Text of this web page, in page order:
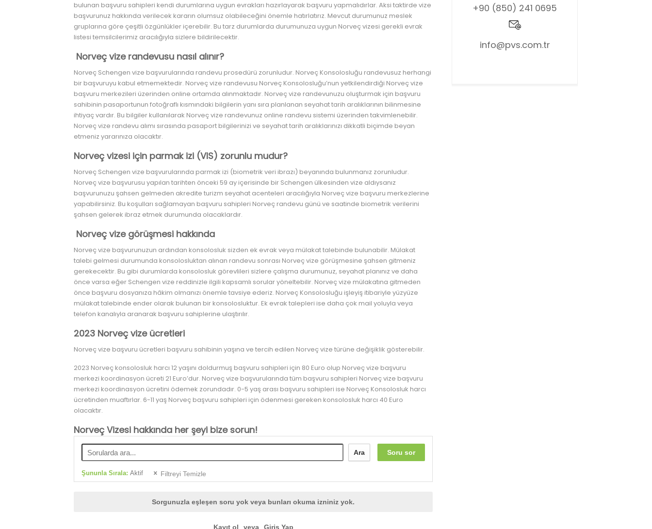
bulunan başvuru sahipleri kendi durumlarına uygun evrakları hazırlayarak başvuru yapmalıdırlar. Aksi taktirde vize
başvurunuz hakkında verilecek kararın olumsuz olabileceğini önemle hatırlatırız. Mevcut durumunuz meslek
gruplarına göre çeşitli özgünlükler içerebilir. Bu tarz durumlarda durumunuza uygun Norveç vizesi gerekli evrak
listesi temsilcilerimiz aracılığıyla sizlere bildirilecektir.
Norveç vize randevusu nasıl alınır?
Norveç Schengen vize başvurularında randevu prosedürü zorunludur. Norveç Konsolosluğu randevusuz herhangi
bir başvuruyu kabul etmemektedir. Norveç vize randevusu Norveç Konsolosluğu’nun yetkilendirdiği Norveç vize
başvuru merkezileri üzerinden online ortamda alınmaktadır. Norveç vize randevunuzu oluşturmak için başvuru
sahibinin pasaportunun fotoğraflı kısmındaki bilgilerin yanı sıra planlanan seyahat tarih aralıklarının bilinmesine
ihtiyaç vardır. Bu bilgiler kullanılarak Norveç vize randevunuz online randevu sistemi üzerinden takvimlenebilir.
Norveç vize randevu alımı sırasında pasaport bilgilerinizi ve seyahat tarih aralıklarınızı dikkatli biçimde beyan
etmeniz yararınıza olacaktır.
Norveç vizesi için parmak izi (VIS) zorunlu mudur?
Norveç Schengen vize başvurularında parmak izi (biometrik veri ibrazı) beyanında bulunmanız zorunludur.
Norveç vize başvurusu yapılan tarihten önceki 59 ay içerisinde bir Schengen ülkesinden vize aldıysanız
başvurunuzu şahsen gelmeden akredite turizm seyahat acenteleri aracılığıyla Norveç vize başvuru merkezlerine
yapabilirsiniz. Bu koşulları sağlamayan başvuru sahipleri Norveç randevu günü ve saatinde biometrik verilerini
şahsen gelerek ibraz etmek durumunda olacaklardır.
Norveç vize görüşmesi hakkında
Norveç vize başvurunuzun ardından konsolosluk sizden ek evrak veya mülakat talebinde bulunabilir. Mülakat
talebi gelmesi durumunda konsolosluktan alınan randevu sonrası Norveç vize görüşmesine şahsen gitmeniz
gerekecektir. Bu gibi durumlarda konsolosluk görevlileri sizlere çalışma durumunuz, seyahat planınız ve daha
önce varsa eğer Schengen vize reddinizle ilgili kapsamlı sorular yöneltebilir. Norveç vize mülakatına gitmeden
önce başvuru dosyanıza hâkim olmanızı önemle tavsiye ederiz. Norveç Konsolosluğu işleyiş itibariyle yüzyüze
mülakat talebinde ender olarak bulunan bir konsolosluktur. Ek evrak talepleri ise daha çok mail yoluyla veya
telefon kanalıyla aranarak başvuru sahiplerine ulaştırılır.
2023 Norveç vize ücretleri
Norveç vize başvuru ücretleri başvuru sahibinin yaşına ve tercih edilen Norveç vize türüne değişiklik gösterebilir.
2023 Norveç konsolosluk harcı 12 yaşını doldurmuş başvuru sahipleri için 80 Euro olup Norveç vize başvuru
merkezi koordinasyon ücreti 21 Euro’dur. Norveç vize başvurularında tüm başvuru sahipleri Norveç vize başvuru
merkezi koordinasyon ücretini ödemek zorundadır. 0-5 yaş arası başvuru sahipleri ise Norveç Konsolosluk harcı
ücretinden muaftırlar. 6-11 yaş Norveç başvuru sahipleri için ödenmesi gereken konsolosluk harcı 40 Euro
olacaktır.
Norveç Vizesi hakkında her şeyi bize sorun!
Soru sor
Ara
Şununla Sırala: Aktif Filtreyi Temizle
Sorgunuzla eşleşen soru yok veya bunları okuma izniniz yok.
Kayıt ol veya Giriş Yap
+90 (850) 241 0695
info@pvs.com.tr